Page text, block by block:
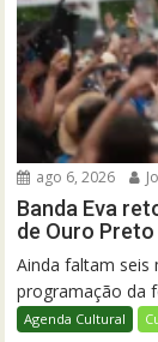
ago 6, 2026
Banda Eva
de Ouro
Ainda faltam seis
programação da
Agenda Cultural